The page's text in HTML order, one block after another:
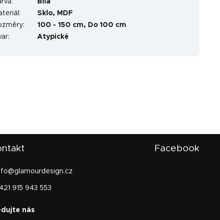
:
Bílá
: Sklo, MDF
:
100 - 150 cm, Do 100 cm
: Atypické
@glamourdesign.cz
915 943 553
Facebook